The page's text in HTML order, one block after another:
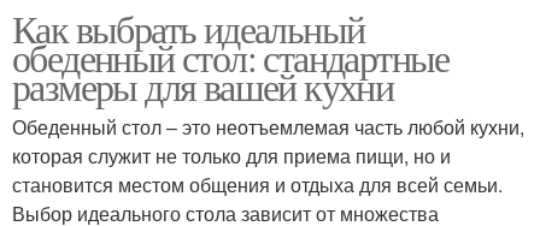
Как выбрать идеальный
обеденный стол: стандартные
размеры для вашей кухни
Обеденный стол – это неотъемлемая часть любой кухни,
которая служит не только для приема пищи, но и
становится местом общения и отдыха для всей семьи.
Выбор идеального стола зависит от множества